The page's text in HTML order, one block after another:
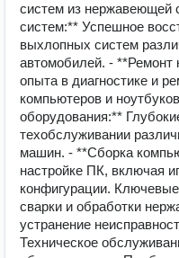
систем из нержавеющей
систем:** Успешное
выхлопных систем
автомобилей. - **Ремонт
опыта в диагностике и
компьютеров и
оборудования:**
техобслуживании
машин. - **Сборка
настройке ПК, включая
конфигурации.
сварки и обработки
устранение
Техническое